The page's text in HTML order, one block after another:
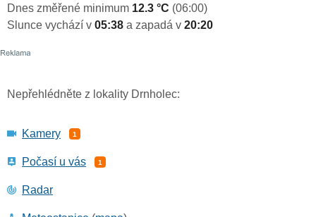
Dnes změřené minimum 12.3 °C (06:00)
Slunce vychází v 05:38 a zapadá v 20:20
Nepřehlédněte z lokality Drnholec:
Kamery 1
Počasí u vás 1
Radar